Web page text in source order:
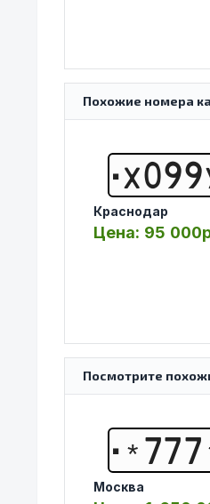
Похожие номера
Х099
Краснодар
Цена: 95
Посмотрите
* 777
Москва